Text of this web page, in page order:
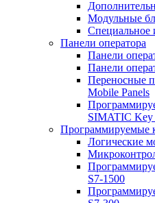
Модульные
Специальное
Панели оператора
Панели
Панели
Переносные
Mobile Panels
SIMATIC Key
Программируемые
Логические
S7-1500